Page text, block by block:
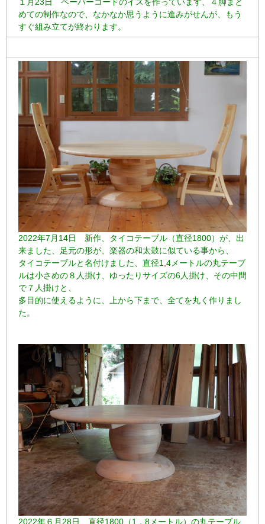
めての制作なので、なかなか思うように進みがせんが、もう
すぐ組み立てが終わります。
2022年7月14日 新作、タイコテーブル（直径1800）が、出
来ました、足元の形が、楽器の和太鼓に似ている事から、
タイコテーブルと名付けました、直径1,4メートルの丸テーブ
ルは小さめの８人掛け、ゆったりサイズの6人掛け、その中間
で７人掛けと、
多目的に使えるように、上から下まで、全てを丸く作りまし
た。
2022年６月28日、直径1800（1，8メートル）の丸テーブル